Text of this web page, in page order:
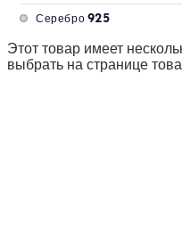
Серебро 925
Этот товар имеет
выбрать на странице